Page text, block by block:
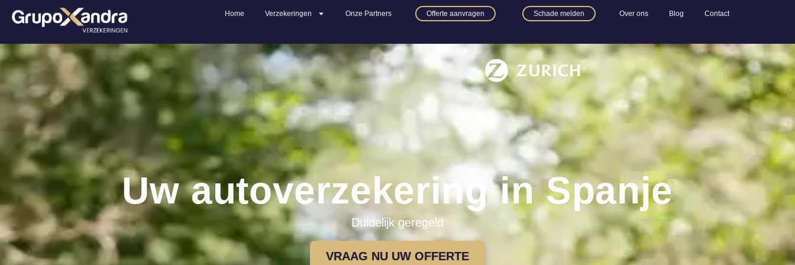
Home Verzekeringen Onze Partners Offerte aanvragen Schade melden Over ons Blog Contact
Uw autoverzekering in Spanje
Duidelijk geregeld
VRAAG NU UW OFFERTE